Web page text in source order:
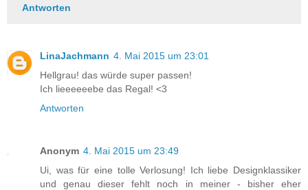
Antworten
LinaJachmann 4. Mai 2015 um 23:01
Hellgrau! das würde super passen!
Ich lieeeeeebe das Regal! <3
Antworten
Anonym 4. Mai 2015 um 23:49
Ui, was für eine tolle Verlosung! Ich liebe Designklassiker
und genau dieser fehlt noch in meiner - bisher eher